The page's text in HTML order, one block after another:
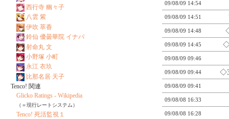
09/08/09 14:54
09/08/09 14:51
09/08/09 14:48
09/08/09 14:45
09/08/09 09:46
09/08/09 09:44
09/08/09 09:41
09/08/08 16:33
09/08/08 16:28
西行寺 幽々子
八雲 紫
伊吹 萃香
鈴仙 優曇華院 イナバ
射命丸 文
小野塚 小町
永江 衣玖
比那名居 天子
Tenco! 関連
Glicko Ratings - Wikipedia
（＝現行レートシステム）
Tenco! 死活監視１